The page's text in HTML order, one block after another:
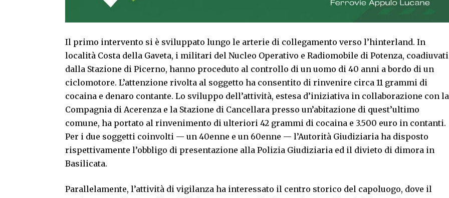
Il primo intervento si è sviluppato lungo le arterie di collegamento verso l’hinterland. In
località Costa della Gaveta, i militari del Nucleo Operativo e Radiomobile di Potenza, coadiuvati
dalla Stazione di Picerno, hanno proceduto al controllo di un uomo di 40 anni a bordo di un
ciclomotore. L’attenzione rivolta al soggetto ha consentito di rinvenire circa 11 grammi di
cocaina e denaro contante. Lo sviluppo dell’attività, estesa d’iniziativa in collaborazione con la
Compagnia di Acerenza e la Stazione di Cancellara presso un’abitazione di quest’ultimo
comune, ha portato al rinvenimento di ulteriori 42 grammi di cocaina e 3.500 euro in contanti.
Per i due soggetti coinvolti — un 40enne e un 60enne — l’Autorità Giudiziaria ha disposto
rispettivamente l’obbligo di presentazione alla Polizia Giudiziaria ed il divieto di dimora in
Basilicata.
Parallelamente, l’attività di vigilanza ha interessato il centro storico del capoluogo, dove il